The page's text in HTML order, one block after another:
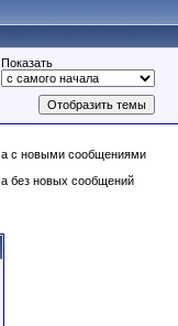
Показать
с новыми сообщениями
без новых сообщений